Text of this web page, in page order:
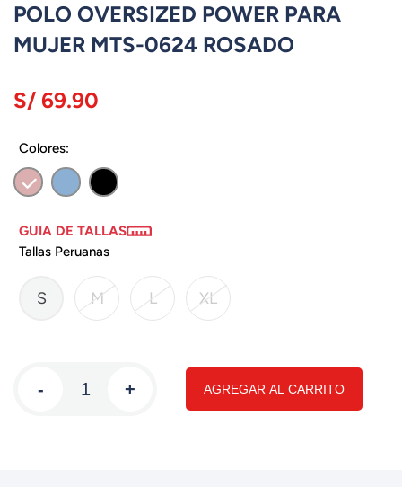
POLO OVERSIZED POWER PARA
MUJER MTS-0624 ROSADO
S/ 69.90
Colores:
GUIA DE TALLAS
Tallas Peruanas
S M L XL
- + AGREGAR AL CARRITO